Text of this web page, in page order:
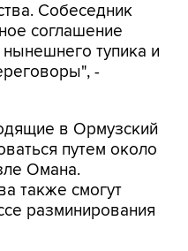
Собеседник
соглашение
тупика и
-
в Ормузский
путем около
Омана.
также смогут
разминирования